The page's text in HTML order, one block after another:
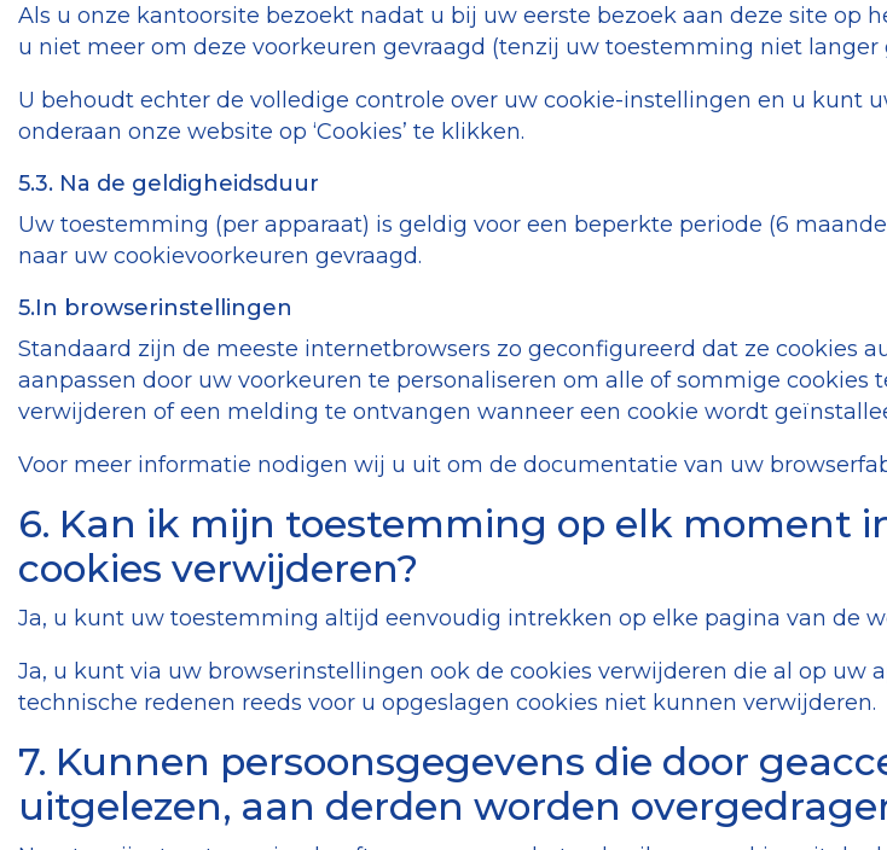
Als u onze kantoorsite bezoekt nadat u bij uw eerste bezoek aan deze site
u niet meer om deze voorkeuren gevraagd (tenzij uw toestemming niet langer
U behoudt echter de volledige controle over uw cookie-instellingen en u kunt
onderaan onze website op ‘Cookies’ te klikken.
5.3. Na de geldigheidsduur
Uw toestemming (per apparaat) is geldig voor een beperkte periode (6
naar uw cookievoorkeuren gevraagd.
5.In browserinstellingen
Standaard zijn de meeste internetbrowsers zo geconfigureerd dat ze cookies
aanpassen door uw voorkeuren te personaliseren om alle of sommige cookies
verwijderen of een melding te ontvangen wanneer een cookie wordt
Voor meer informatie nodigen wij u uit om de documentatie van uw
6. Kan ik mijn toestemming op elk moment
cookies verwijderen?
Ja, u kunt uw toestemming altijd eenvoudig intrekken op elke pagina van de
Ja, u kunt via uw browserinstellingen ook de cookies verwijderen die al op uw
technische redenen reeds voor u opgeslagen cookies niet kunnen verwijderen.
7. Kunnen persoonsgegevens die door
uitgelezen, aan derden worden